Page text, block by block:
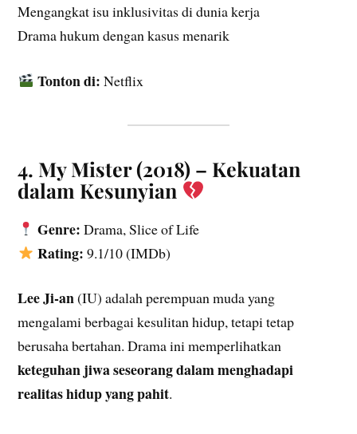
Mengangkat isu inklusivitas di dunia kerja
Drama hukum dengan kasus menarik
Tonton di: Netflix
4. My Mister (2018) – Kekuatan
dalam Kesunyian
Genre: Drama, Slice of Life
Rating: 9.1/10 (IMDb)
Lee Ji-an(IU) adalah perempuan muda yang
mengalami berbagai kesulitan hidup, tetapi tetap
berusaha bertahan. Drama ini memperlihatkan
keteguhan jiwa seseorang dalam menghadapi
realitas hidup yang pahit.